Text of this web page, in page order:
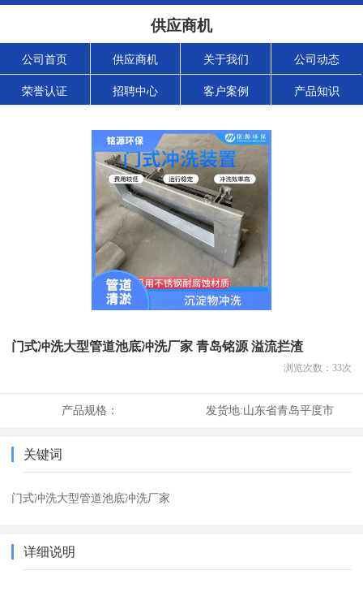
供应商机
公司首页 供应商机 关于我们 公司动态
荣誉认证 招聘中心 客户案例 产品知识
门式冲洗大型管道池底冲洗厂家 青岛铭源 溢流拦渣
浏览次数： 33次
产品规格： 发货地:山东省青岛平度市
关键词
门式冲洗大型管道池底冲洗厂家
详细说明